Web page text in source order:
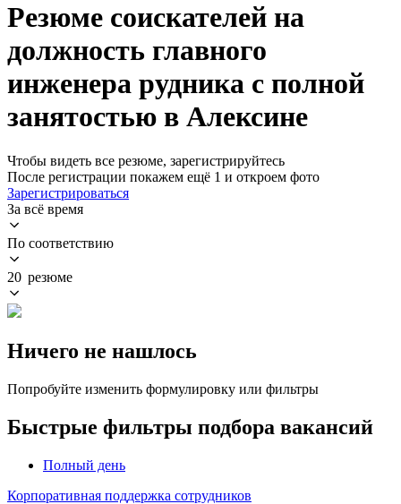
Резюме соискателей на
должность главного
инженера рудника с полной
занятостью в Алексине
Чтобы видеть все резюме, зарегистрируйтесь
После регистрации покажем ещё 1 и откроем фото
Зарегистрироваться
За всё время
По соответствию
20 резюме
Ничего не нашлось
Попробуйте изменить формулировку или фильтры
Быстрые фильтры подбора вакансий
Полный день
Корпоративная поддержка сотрудников